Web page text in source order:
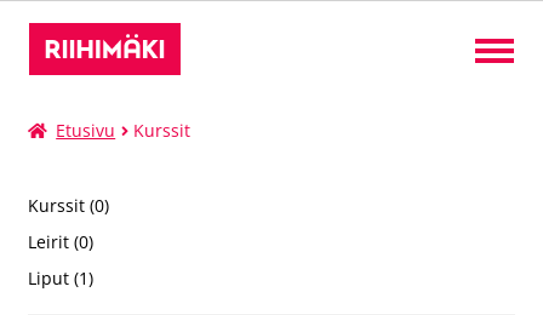
Liput
Kurssit
Leirit
Etusivu Kurssit
Kurssit 00
Leirit 00
Liput 11